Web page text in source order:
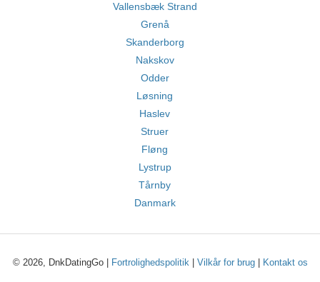
Vallensbæk Strand
Grenå
Skanderborg
Nakskov
Odder
Løsning
Haslev
Struer
Fløng
Lystrup
Tårnby
Danmark
© 2026, DnkDatingGo | Fortrolighedspolitik| Vilkår for brug| Kontakt os